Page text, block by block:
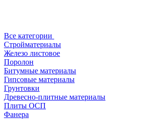
Все категории
Стройматериалы
Железо листовое
Поролон
Битумные материалы
Гипсовые материалы
Грунтовки
Древесно-плитные материалы
Плиты ОСП
Фанера